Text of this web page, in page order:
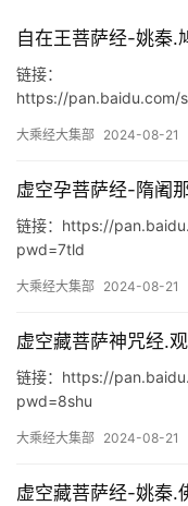
自在王菩萨经-姚秦.
链接：
https://pan.baidu.com/
大乘经大集部 2024-08-21
虚空孕菩萨经-隋阇
链接：https://
pwd=7tld
大乘经大集部 2024-08-21
虚空藏菩萨神咒经.
链接：https://
pwd=8shu
大乘经大集部 2024-08-21
虚空藏菩萨经-姚秦.